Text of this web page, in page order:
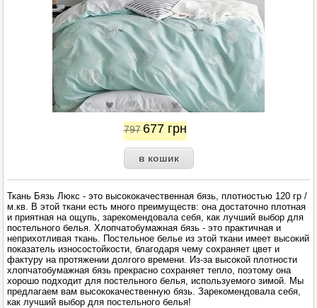
797 677 грн
Ткань Бязь Люкс - это высококачественная бязь, плотностью 120 гр /
м.кв. В этой ткани есть много преимуществ: она достаточно плотная
и приятная на ощупь, зарекомендовала себя, как лучший выбор для
постельного белья. Хлопчатобумажная бязь - это практичная и
неприхотливая ткань. Постельное белье из этой ткани имеет высокий
показатель износостойкости, благодаря чему сохраняет цвет и
фактуру на протяжении долгого времени. Из-за высокой плотности
хлопчатобумажная бязь прекрасно сохраняет тепло, поэтому она
хорошо подходит для постельного белья, используемого зимой. Мы
предлагаем вам высококачественную бязь. Зарекомендовала себя,
как лучший выбор для постельного белья!